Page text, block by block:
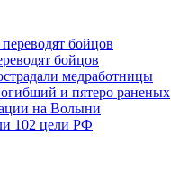
бойцов
медработницы
и пятеро раненых
на Волыни
102 цели РФ